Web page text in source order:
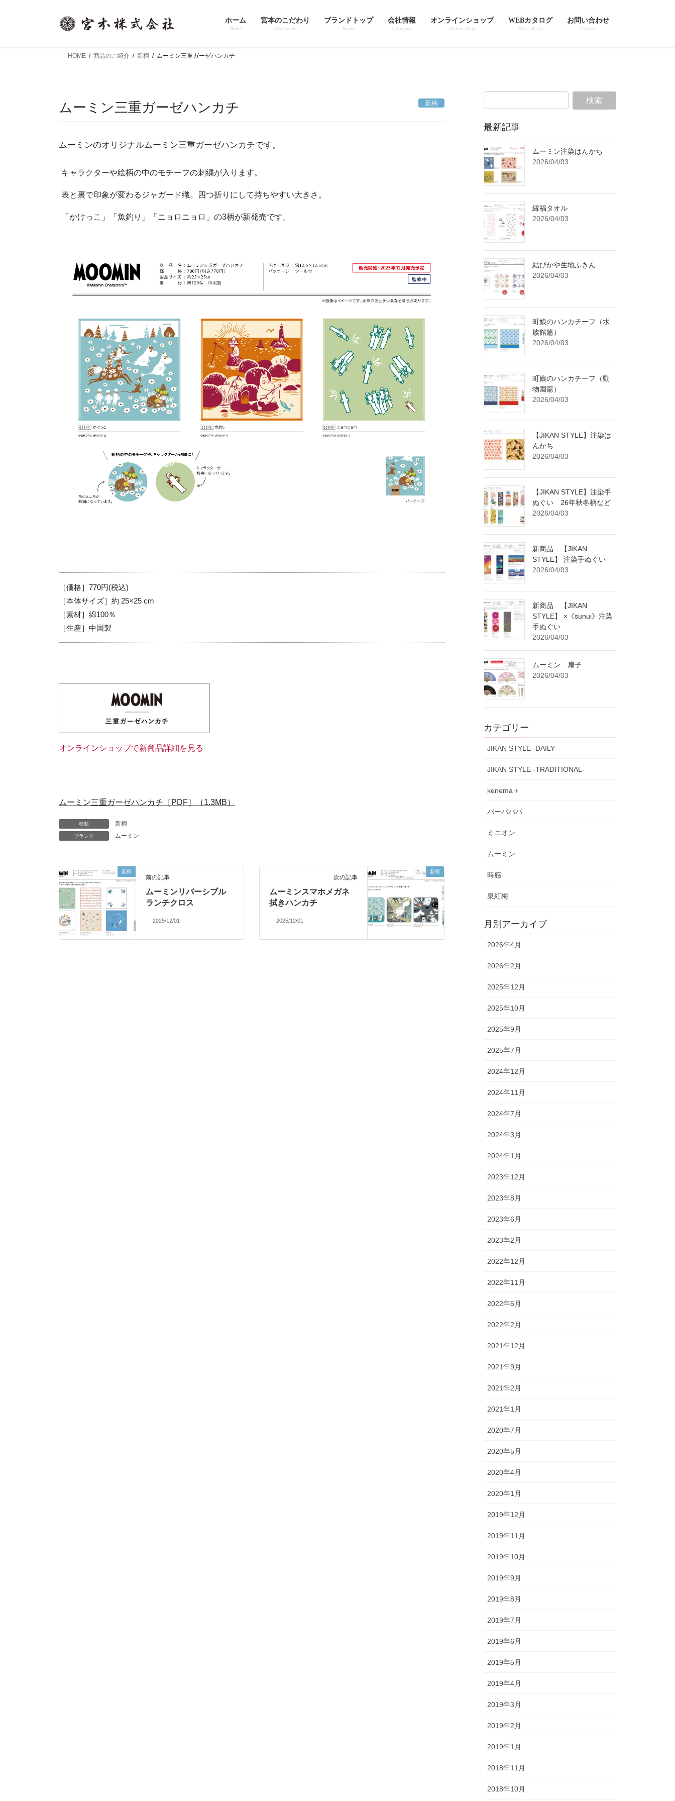
ホーム
Home
宮本のこだわり
Attachment
ブランドトップ
Brand
会社情報
Company
オンラインショップ
Online Shop
WEBカタログ
Web Catalog
お問い合わせ
Contact
HOME 商品のご紹介 新柄 ムーミン三重ガーゼハンカチ
新柄
ムーミン三重ガーゼハンカチ
ムーミンのオリジナルムーミン三重ガーゼハンカチです。
キャラクターや絵柄の中のモチーフの刺繍が入ります。
表と裏で印象が変わるジャガード織。四つ折りにして持ちやすい大きさ。
「かけっこ」「魚釣り」「ニョロニョロ」の3柄が新発売です。
［価格］770円(税込)
［本体サイズ］約 25×25 cm
［素材］綿100％
［生産］中国製
オンラインショップで新商品詳細を見る
ムーミン三重ガーゼハンカチ［PDF］（1.3MB）
種類 新柄
ブランド ムーミン
新柄
前の記事
ムーミンリバーシブル
ランチクロス
2025/12/01
新柄
次の記事
ムーミンスマホメガネ
拭きハンカチ
2025/12/01
最新記事
ムーミン注染はんかち
2026/04/03
縁福タオル
2026/04/03
結びかや生地ふきん
2026/04/03
町娘のハンカチーフ（水
族館篇）
2026/04/03
町娘のハンカチーフ（動
物園篇）
2026/04/03
【JIKAN STYLE】注染は
んかち
2026/04/03
【JIKAN STYLE】注染手
ぬぐい 26年秋冬柄など
2026/04/03
新商品 【JIKAN
STYLE】 注染手ぬぐい
2026/04/03
新商品 【JIKAN
STYLE】 ×《sunui》注染
手ぬぐい
2026/04/03
ムーミン 扇子
2026/04/03
カテゴリー
JIKAN STYLE -DAILY-
JIKAN STYLE -TRADITIONAL-
kenema＋
バーバパパ
ミニオン
ムーミン
時感
泉紅梅
月別アーカイブ
2026年4月
2026年2月
2025年12月
2025年10月
2025年9月
2025年7月
2024年12月
2024年11月
2024年7月
2024年3月
2024年1月
2023年12月
2023年8月
2023年6月
2023年2月
2022年12月
2022年11月
2022年6月
2022年2月
2021年12月
2021年9月
2021年2月
2021年1月
2020年7月
2020年5月
2020年4月
2020年1月
2019年12月
2019年11月
2019年10月
2019年9月
2019年8月
2019年7月
2019年6月
2019年5月
2019年4月
2019年3月
2019年2月
2019年1月
2018年11月
2018年10月